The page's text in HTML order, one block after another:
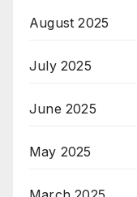
August 2025
July 2025
June 2025
May 2025